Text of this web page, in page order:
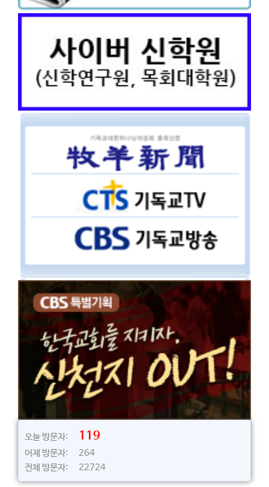
오늘 방문자: 119
어제 방문자: 264
전체 방문자: 22724